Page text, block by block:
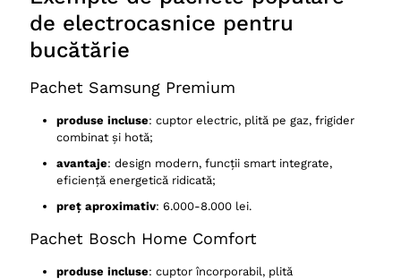
de electrocasnice pentru
bucătărie
Pachet Samsung Premium
produse incluse: cuptor electric, plită pe gaz, frigider
combinat și hotă;
avantaje: design modern, funcții smart integrate,
eficiență energetică ridicată;
preț aproximativ: 6.000-8.000 lei.
Pachet Bosch Home Comfort
produse incluse: cuptor încorporabil, plită